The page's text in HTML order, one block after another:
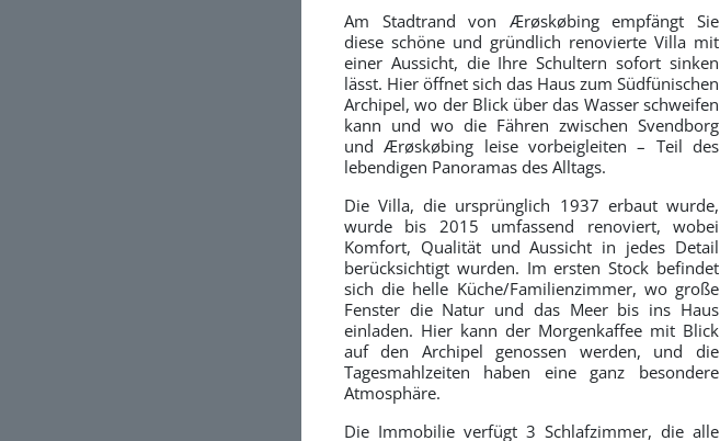
Am Stadtrand von Ærøskøbing empfängt Sie
diese schöne und gründlich renovierte Villa mit
einer Aussicht, die Ihre Schultern sofort sinken
lässt. Hier öffnet sich das Haus zum Südfünischen
Archipel, wo der Blick über das Wasser schweifen
kann und wo die Fähren zwischen Svendborg
und Ærøskøbing leise vorbeigleiten – Teil des
lebendigen Panoramas des Alltags.
Die Villa, die ursprünglich 1937 erbaut wurde,
wurde bis 2015 umfassend renoviert, wobei
Komfort, Qualität und Aussicht in jedes Detail
berücksichtigt wurden. Im ersten Stock befindet
sich die helle Küche/Familienzimmer, wo große
Fenster die Natur und das Meer bis ins Haus
einladen. Hier kann der Morgenkaffee mit Blick
auf den Archipel genossen werden, und die
Tagesmahlzeiten haben eine ganz besondere
Atmosphäre.
Die Immobilie verfügt 3 Schlafzimmer, die alle